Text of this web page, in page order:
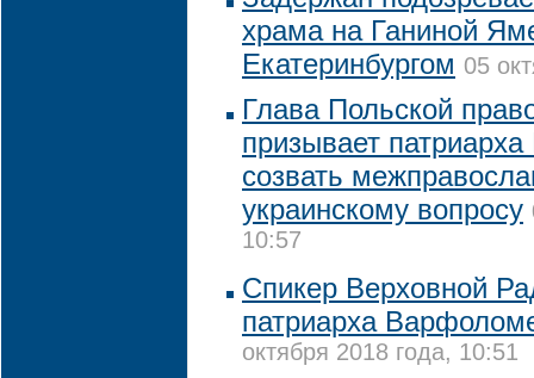
храма на Ганиной
Екатеринбургом 05
Глава Польской
призывает
созвать
украинскому вопросу
10:57
Спикер Верховной
патриарха
октября 2018 года, 10:51